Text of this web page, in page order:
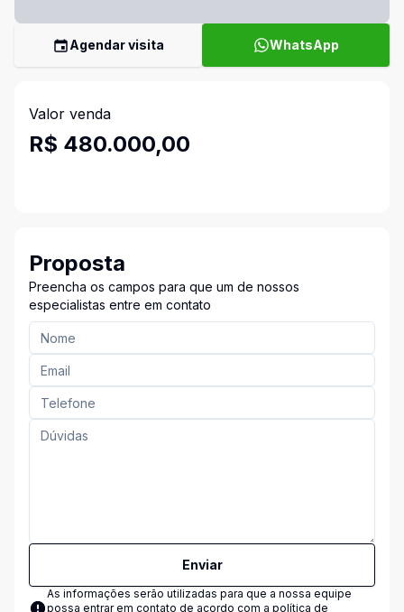
Agendar visita WhatsApp
Valor venda
R$ 480.000,00
Proposta
Preencha os campos para que um de nossos
especialistas entre em contato
Enviar
As informações serão utilizadas para que a nossa equipe
possa entrar em contato de acordo com a política de